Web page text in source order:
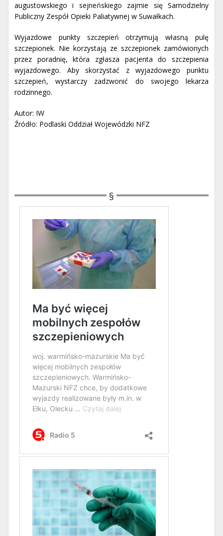
augustowskiego i sejneńskiego zajmie się Samodzielny
Publiczny Zespół Opieki Paliatywnej w Suwałkach.
Wyjazdowe punkty szczepień otrzymują własną pulę
szczepionek. Nie korzystają ze szczepionek zamówionych
przez poradnię, która zgłasza pacjenta do szczepienia
wyjazdowego. Aby skorzystać z wyjazdowego punktu
szczepień, wystarczy zadzwonić do swojego lekarza
rodzinnego.
Autor: IW
Źródło: Podlaski Oddział Wojewódzki NFZ